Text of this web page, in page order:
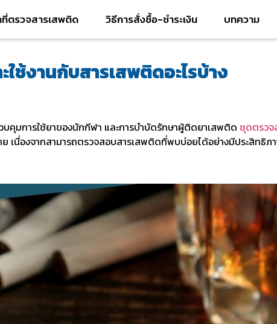
ที่ตรวจสารเสพติด วิธีการสั่งซื้อ-ชำระเงิน บทความ
ช้งานกับสารเสพติดอะไรบ้าง
คุมการใช้ยาของนักกีฬา และการบำบัดรักษาผู้ติดยาเสพติด ชุดตรวจ
เนื่องจากสามารถตรวจสอบสารเสพติดที่พบบ่อยได้อย่างมีประสิทธิภ